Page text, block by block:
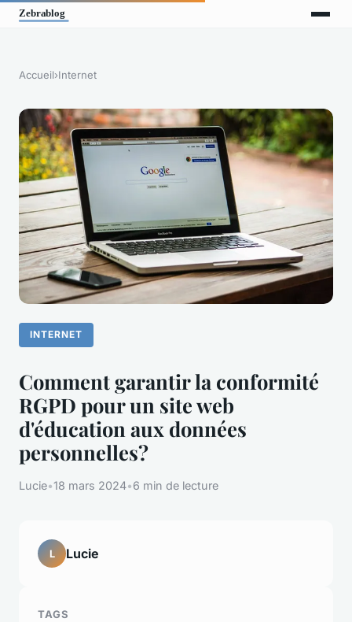
Accueil›Internet
INTERNET
Comment garantir la conformité
RGPD pour un site web
d'éducation aux données
personnelles?
Lucie•18 mars 2024•6 min de lecture
L Lucie
TAGS